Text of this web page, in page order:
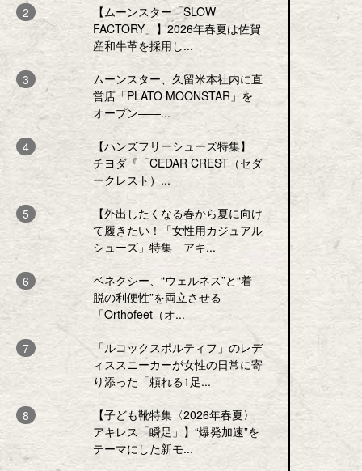
【ムーンスター「SLOW
FACTORY」】2026年春夏は佐賀
産和牛革を採用し...
ムーンスター、久留米本社内に直
営店「PLATO MOONSTAR」を
オープン――...
【ハンズフリーシューズ特集】
チヨダ『「CEDAR CREST（セダ
ークレスト）...
【外出したくなる春から夏に向け
て履きたい！「女性用カジュアル
シューズ」特集 アキ...
ベネクシー、“ウェルネス”と“着
脱の利便性”を両立させる
「Orthofeet（オ...
「ルコックスポルティフ」のレデ
ィススニーカーが女性の日常に寄
り添った「頼れる1足...
【子ども靴特集〈2026年春夏〉
アキレス「瞬足」】“爆発加速”を
テーマにした新モ...